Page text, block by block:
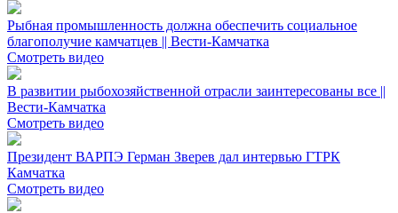
Рыбная промышленность должна обеспечить социальное
благополучие камчатцев || Вести-Камчатка
Смотреть видео
В развитии рыбохозяйственной отрасли заинтересованы все ||
Вести-Камчатка
Смотреть видео
Президент ВАРПЭ Герман Зверев дал интервью ГТРК
Камчатка
Смотреть видео